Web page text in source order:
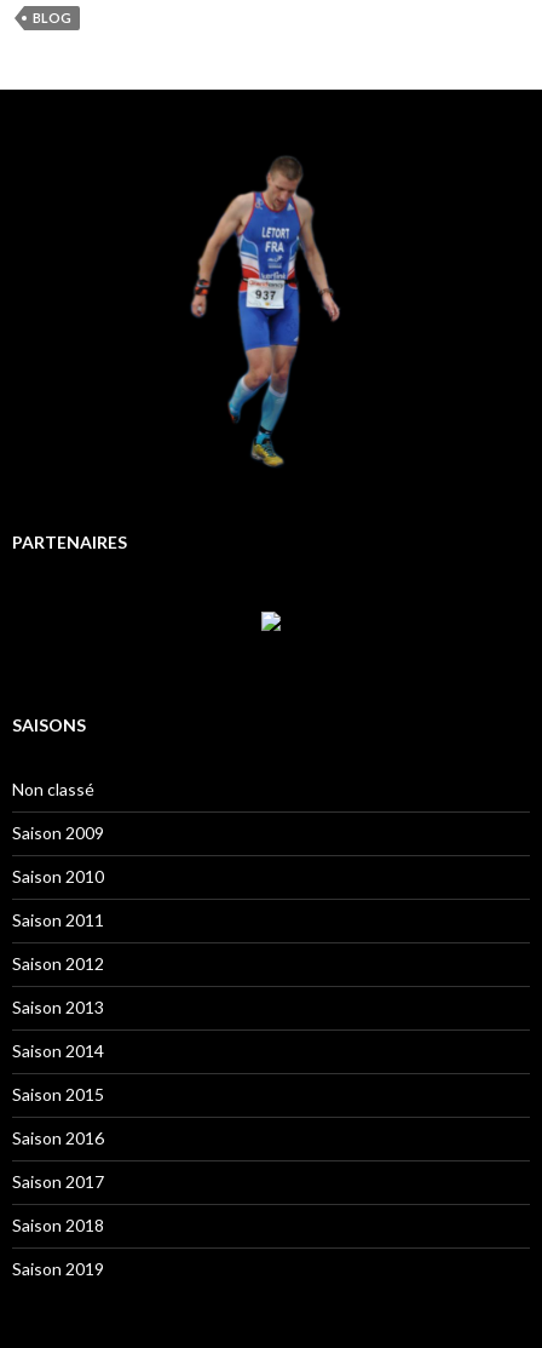
BLOG
PARTENAIRES
SAISONS
Non classé
Saison 2009
Saison 2010
Saison 2011
Saison 2012
Saison 2013
Saison 2014
Saison 2015
Saison 2016
Saison 2017
Saison 2018
Saison 2019